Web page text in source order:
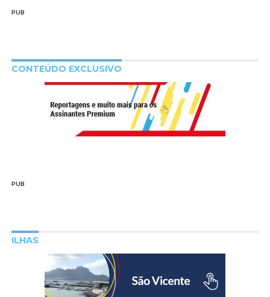
PUB
CONTEÚDO EXCLUSIVO
PUB
ILHAS